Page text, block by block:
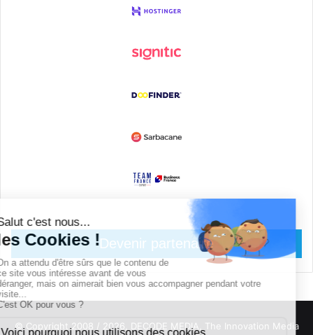
Devenir partenaire
© Copyright 2008 / 2026, DECODE MEDIA, The Innovation Media